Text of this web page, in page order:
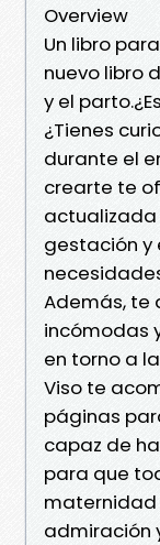
Overview
Un libro
nuevo libro
y el
¿Tienes
durante el
crearte te
actualizada
gestación y
Además, te
incómodas
en torno a
Viso te
páginas
capaz de
para que
maternidad
admiración